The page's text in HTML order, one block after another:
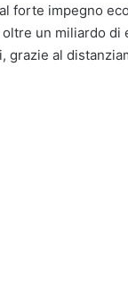
forte impegno
un miliardo
grazie al